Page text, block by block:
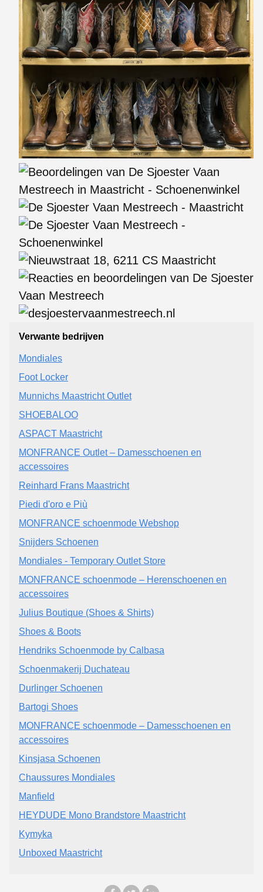
Verwante bedrijven
Mondiales
Foot Locker
Munnichs Maastricht Outlet
SHOEBALOO
ASPACT Maastricht
MONFRANCE Outlet – Damesschoenen en
accessoires
Reinhard Frans Maastricht
Piedi d'oro e Più
MONFRANCE schoenmode Webshop
Snijders Schoenen
Mondiales - Temporary Outlet Store
MONFRANCE schoenmode – Herenschoenen en
accessoires
Julius Boutique (Shoes & Shirts)
Shoes & Boots
Hendriks Schoenmode by Calbasa
Schoenmakerij Duchateau
Durlinger Schoenen
Bartogi Shoes
MONFRANCE schoenmode – Damesschoenen en
accessoires
Kinsjasa Schoenen
Chaussures Mondiales
Manfield
HEYDUDE Mono Brandstore Maastricht
Kymyka
Unboxed Maastricht